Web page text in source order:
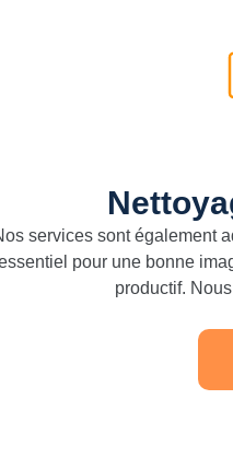
services sont également
pour une bonne
productif.